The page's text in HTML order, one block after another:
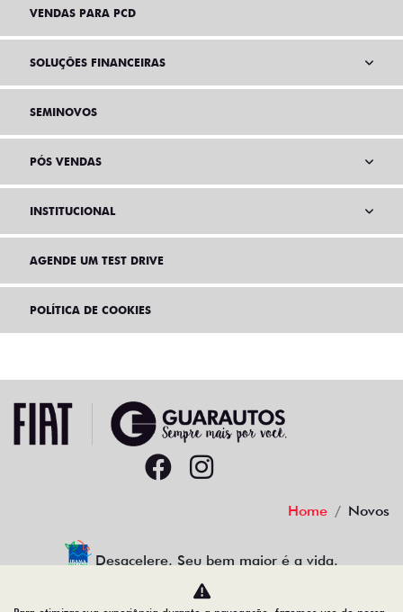
VENDAS PARA PCD
SOLUÇÕES FINANCEIRAS
SEMINOVOS
PÓS VENDAS
INSTITUCIONAL
AGENDE UM TEST DRIVE
POLÍTICA DE COOKIES
Home Novos
Desacelere. Seu bem maior é a vida.